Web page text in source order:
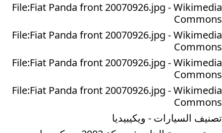
File:Fiat Panda front 20070926.jpg - Wikimedia
Commons
File:Fiat Panda front 20070926.jpg - Wikimedia
Commons
File:Fiat Panda front 20070926.jpg - Wikimedia
Commons
File:Fiat Panda front 20070926.jpg - Wikimedia
Commons
تصنيف السيارات - ويكيبيديا